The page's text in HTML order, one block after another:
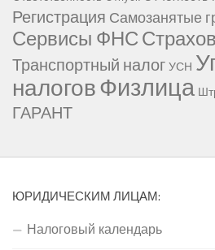
Регистрация Самозанятые
Сервисы ФНС
Транспортный налогУСН
налоговФизлица
ГАРАНТ
ЮРИДИЧЕСКИМ ЛИЦАМ:
Налоговый календарь